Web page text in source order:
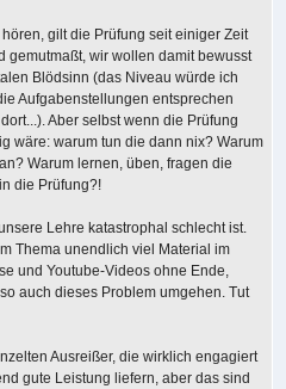
gilt die Prüfung seit einiger Zeit
gemutmaßt, wir wollen damit bewusst
Blödsinn (das Niveau würde ich
Aufgabenstellungen entsprechen
Aber selbst wenn die Prüfung
wäre: warum tun die dann nix? Warum
Warum lernen, üben, fragen die
die Prüfung?!
Lehre katastrophal schlecht ist.
Thema unendlich viel Material im
und Youtube-Videos ohne Ende,
auch dieses Problem umgehen. Tut
Ausreißer, die wirklich engagiert
gute Leistung liefern, aber das sind